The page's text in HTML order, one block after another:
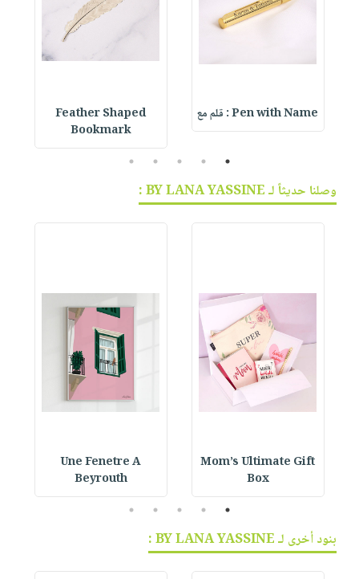
Pen with Name : قلم مع
Feather Shaped
Bookmark
1
2
3
4
5
وصلنا حديثاً لـ BY LANA YASSINE :
Mom’s Ultimate Gift
Box
Une Fenetre A
Beyrouth
1
2
3
4
5
بنود أخرى لـ BY LANA YASSINE :